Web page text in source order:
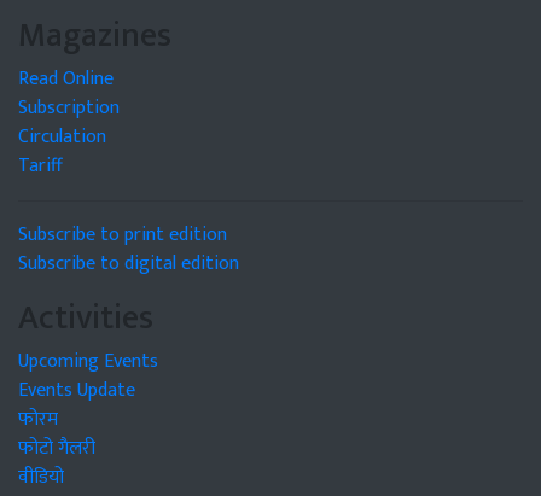
Magazines
Read Online
Subscription
Circulation
Tariff
Subscribe to print edition
Subscribe to digital edition
Activities
Upcoming Events
Events Update
फोरम
फोटो गैलरी
वीडियो